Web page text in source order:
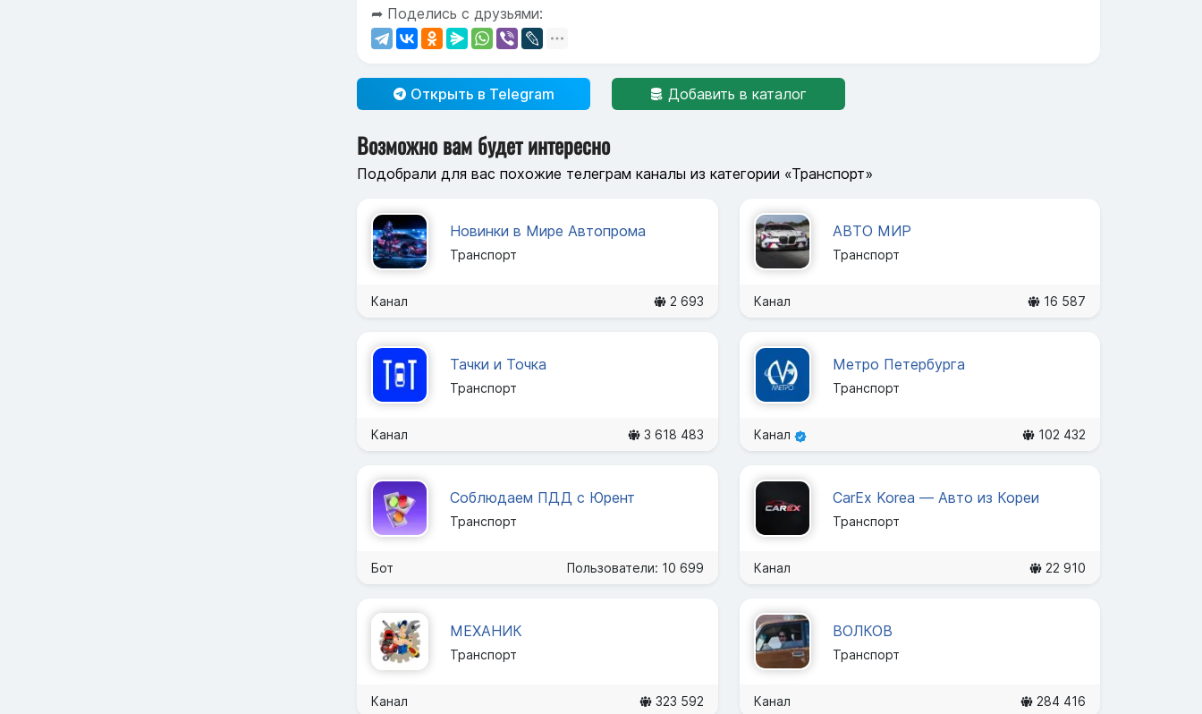
➦ Поделись с друзьями:
Открыть в Telegram Добавить в каталог
Возможно вам будет интересно
Подобрали для вас похожие телеграм каналы из категории «Транспорт»
Новинки в Мире Автопрома
Транспорт
Канал 2 693
АВТО МИР
Транспорт
Канал 16 587
Тачки и Точка
Транспорт
Канал 3 618 483
Метро Петербурга
Транспорт
Канал 102 432
Соблюдаем ПДД с Юрент
Транспорт
Бот Пользователи: 10 699
CarEx Korea — Авто из Кореи
Транспорт
Канал 22 910
МЕХАНИК
Транспорт
Канал 323 592
ВОЛКОВ
Транспорт
Канал 284 416